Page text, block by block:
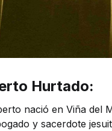
Hurtado:
nació en Viña del
y sacerdote